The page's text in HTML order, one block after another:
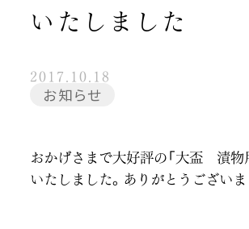
いたしました
2017.10.18
お知らせ
おかげさまで大好評の「大盃 漬物
いたしました。ありがとうございま